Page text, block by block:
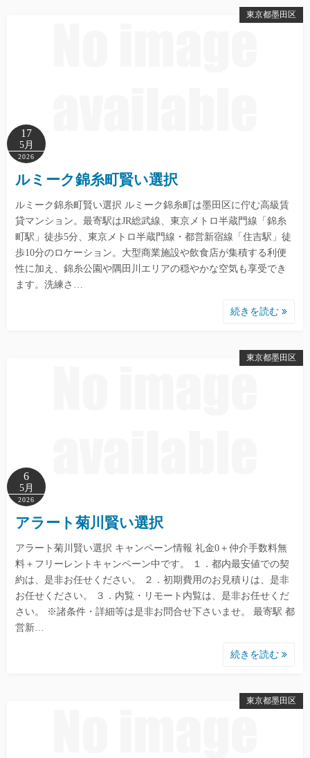
東京都墨田区
17
5月
2026
ルミーク錦糸町賢い選択
ルミーク錦糸町賢い選択 ルミーク錦糸町は墨田区に佇む高級賃
貸マンション。最寄駅はJR総武線、東京メトロ半蔵門線「錦糸
町駅」徒歩5分、東京メトロ半蔵門線・都営新宿線「住吉駅」徒
歩10分のロケーション。大型商業施設や飲食店が集積する利便
性に加え、錦糸公園や隅田川エリアの穏やかな空気も享受でき
ます。洗練さ…
続きを読む
東京都墨田区
6
5月
2026
アラート菊川賢い選択
アラート菊川賢い選択 キャンペーン情報 礼金0＋仲介手数料無
料＋フリーレントキャンペーン中です。 １．都内最安値での契
約は、是非お任せください。 ２．初期費用のお見積りは、是非
お任せください。 ３．内覧・リモート内覧は、是非お任せくだ
さい。 ※諸条件・詳細等は是非お問合せ下さいませ。 最寄駅 都
営新…
続きを読む
東京都墨田区